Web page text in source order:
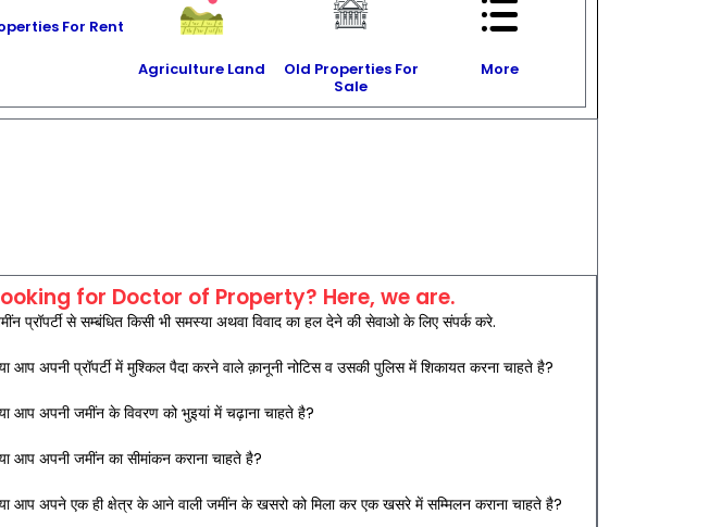
For Rent
Agriculture Land
Old Properties For
Sale
More
for Doctor of Property? Here, we are.
प्रॉपर्टी से सम्बंधित किसी भी समस्या अथवा विवाद का हल देने की सेवाओ के लिए संपर्क करे.
आप अपनी प्रॉपर्टी में मुश्किल पैदा करने वाले क़ानूनी नोटिस व उसकी पुलिस में शिकायत करना चाहते है?
आप अपनी जमींन के विवरण को भुइयां में चढ़ाना चाहते है?
आप अपनी जमींन का सीमांकन कराना चाहते है?
आप अपने एक ही क्षेत्र के आने वाली जमींन के खसरो को मिला कर एक खसरे में सम्मिलन कराना चाहते है?